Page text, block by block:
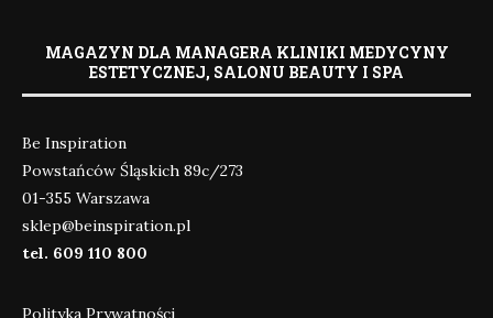
MAGAZYN DLA MANAGERA KLINIKI MEDYCYNY
ESTETYCZNEJ, SALONU BEAUTY I SPA
Be Inspiration
Powstańców Śląskich 89c/273
01-355 Warszawa
sklep@beinspiration.pl
tel. 609 110 800
Polityka Prywatności